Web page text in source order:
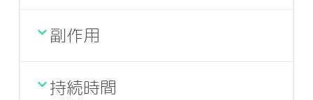
副作用
持続時間